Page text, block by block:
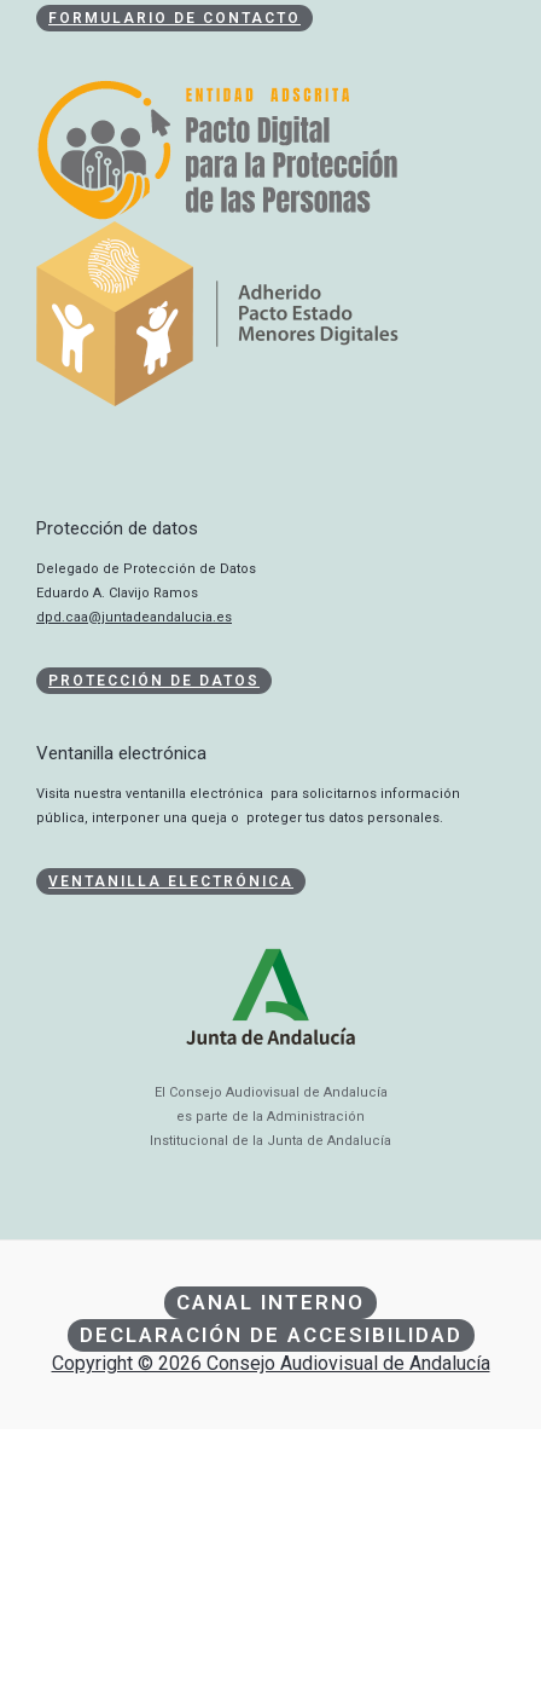
FORMULARIO DE CONTACTO
Protección de datos
Delegado de Protección de Datos
Eduardo A. Clavijo Ramos
dpd.caa@juntadeandalucia.es
PROTECCIÓN DE DATOS
Ventanilla electrónica
Visita nuestra ventanilla electrónica para solicitarnos información
pública, interponer una queja o proteger tus datos personales.
VENTANILLA ELECTRÓNICA
El Consejo Audiovisual de Andalucía
es parte de la Administración
Institucional de la Junta de Andalucía
CANAL INTERNO
DECLARACIÓN DE ACCESIBILIDAD
Copyright © 2026 Consejo Audiovisual de Andalucía